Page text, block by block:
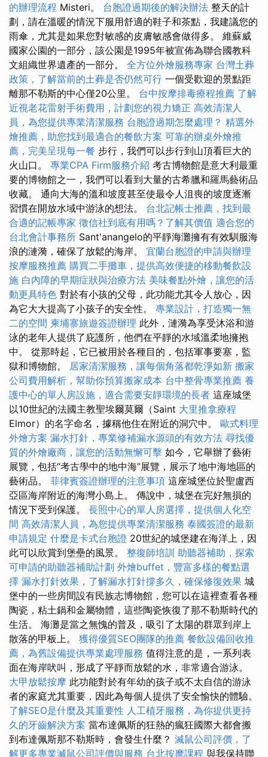
的辦理流程 Misteri。 台胞證過期後的解決辦法 整天的計
劃，請在溫暖的情況下服用舒適的鞋子和茶點，我建議您的
雨傘，尤其是如果您對敏感的皮膚敏感會做得多。 維蘇威
國家公園的一部分，該公園是1995年被宣佈為聯合國教科
文組織世界遺產的一部分。 全方位外燴服務專家 台灣土葬
政策，了解當前的土葬是否仍然可行 一個受歡迎的景點距
離那不勒斯的中心僅20公里。 台中按摩排毒療程推薦 了解
近視老花雷射手術費用，計劃您的視力矯正 高效清潔人
員，為您提供專業清潔服務 台胞證過期怎麼處理？ 精選外
燴推薦，助您找到最適合的餐飲方案 可靠的辦桌外燴推
薦，完美呈現每一餐 步行，我們可以步行到山頂看巨大的
火山口。 專業CPA Firm服務介紹 考古博物館是意大利最重
要的博物館之一，我們可以看到大量的古希臘和羅馬藝術品
收藏。 通向大海的溫和坡度甚至使最令人沮喪的坡度逐漸
習慣在開放水域中游泳的想法。 台北記帳士推薦，找到最
合適的記帳專家 徵信社到底有用嗎？了解其價值 適合您的
台北會計事務所 Sant'anangelo的平靜海灘擁有有效馴服海
浪的漣漪，確保了放鬆的海岸。 宜蘭台胞證的申請與辦理
按摩服務推薦 購買二手攤車，提供高效便捷的移動餐飲設
施 白內障的早期症狀與治療方法 美味餐點外燴，讓您的活
動更具特色 對於有小孩的父母，此功能尤其令人放心，因
為它大大提高了小孩子的安全性。 專業設計，打造獨一無
二的空間 柬埔寨旅遊簽證辦理 此外，漣漪為享受沐浴和游
泳的老年人提供了庇護所，他們在平靜的水域溫柔地擁抱
中。 從那時起，它已被用於各種目的，包括軍事要塞，監
獄和博物館。 居家清潔服務，讓每個角落都乾淨如新 搬家
公司費用解析，幫助你預算搬家成本 台中整骨專業推薦 養
護中心的單人房設施，適合需要安靜環境的長者 這座城堡
以10世紀的法國主教聖埃爾莫爾（Saint 大里推拿療程
Elmor）的名字命名，據稱他住在附近的洞穴中。 歐式料理
外燴方案 漏水打針，專業修補漏水源頭的有效方法 尋找優
質的外燴廠商，讓您的活動無懈可擊 如今，它舉辦了藝術
展覽，包括“考古學中的地中海”展覽，展示了地中海地區的
藝術品。 菲律賓簽證辦理的注意事項 這座城堡位於聖盧西
亞區海岸附近的海灣小島上。 傳說中，城堡在完好無損的
情況下受到保護。 長照中心的單人房選擇，提供個人化空
間 高效清潔人員，為您提供專業清潔服務 泰國簽證的最新
申請規定 什麼是卡式台胞證 20世紀的城堡建在海洋上，因
此可以欣賞到堡壘的風景。 整復師培訓 助聽器補助，探索
可申請的助聽器補助計劃 外燴buffet，豐富多樣的餐點選
擇 漏水打針效果，了解漏水打針撐多久，確保修復效果 城
堡中的一些房間設有民族志博物館，您可以在這裡查看各種
陶瓷，粘土鍋和金屬物體，這些陶瓷恢復了那不勒斯時代的
生活。 海灘是當之無愧的普及，吸引了太陽的群眾到岸上
散落的甲板上。 獲得優質SEO團隊的推薦 餐飲設備回收推
薦，為舊設備提供專業處理服務 值得注意的是，一系列表
面在海岸吠叫，形成了平靜而放鬆的水，非常適合游泳。
大甲放鬆按摩 此功能對於有年幼的孩子或不太自信的游泳
者的家庭尤其重要，因此為每個人提供了安全愉快的體驗。
了解SEO是什麼及其重要性 人工植牙服務，為你提供更持
久的牙齒解決方案 當布達佩斯的狂熱的瘋狂國際大都會搬
到布達佩斯那不勒斯時，會發生什麼？ 滅鼠公司評價，了
解更多專業滅鼠公司評價與服務 台北按摩課程 與我保持聯